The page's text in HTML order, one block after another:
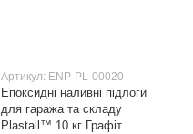
Артикул: ENP-PL-00020
Епоксидні наливні підлоги
для гаража та складу
Plastall™ 10 кг Графіт